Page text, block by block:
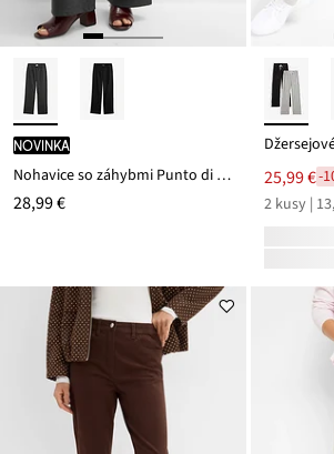
novinka
Nohavice so záhybmi Punto di Roma
28,99 €
25,99 €-
2 kusy |